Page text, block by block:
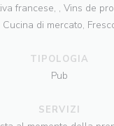
francese, , Vins de
Cucina di mercato,
TIPOLOGIA
Pub
SERVIZI